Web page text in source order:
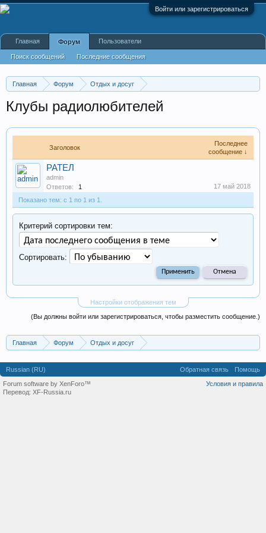
Войти или зарегистрироваться
Главная Форум
Отдых и досуг
Клубы радиолюбителей
Заголовок
Последнее
сообщение ↓
РАТЕЛ
admin
Ответов:
1
17 май 2018
Показано тем: с 1 по 1 из 1.
Настройки отображения тем
Критерий сортировки тем:
Сортировать:
(Вы должны войти или зарегистрироваться, чтобы разместить сообщение.)
Главная Форум
Отдых и досуг
Главная Форум
Поиск сообщений Последние сообщения
Пользователи
Russian (RU) Обратная связь
Помощь
Условия и правила
Forum software by XenForo™
Перевод: XF-Russia.ru